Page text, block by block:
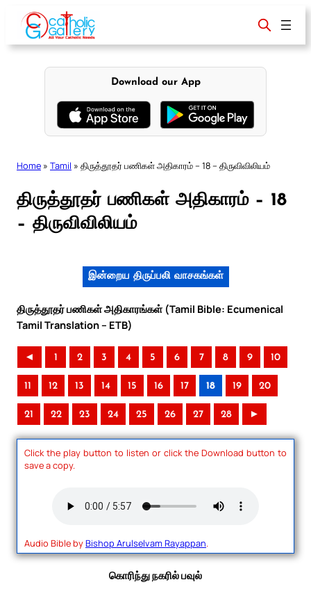
content
Download our App
Home » Tamil » திருத்தூதர் பணிகள் அதிகாரம் – 18 – திருவிவிலியம்
திருத்தூதர் பணிகள் அதிகாரம் – 18
– திருவிவிலியம்
இன்றைய திருப்பலி வாசகங்கள்
திருத்தூதர் பணிகள் அதிகாரங்கள் (Tamil Bible: Ecumenical
Tamil Translation – ETB)
◄ 1 2 3 4 5 6 7 8 9 10
11 12 13 14 15 16 17 18 19 20
21 22 23 24 25 26 27 28 ►
Click the play button to listen or click the Download button to
save a copy.
Audio Bible byBishop Arulselvam Rayappan.
கொரிந்து நகரில் பவுல்